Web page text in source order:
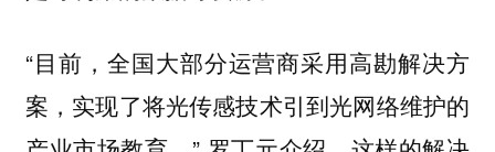
“目前，全国大部分运营商采用高勘解决方
案，实现了将光传感技术引到光网络维护的